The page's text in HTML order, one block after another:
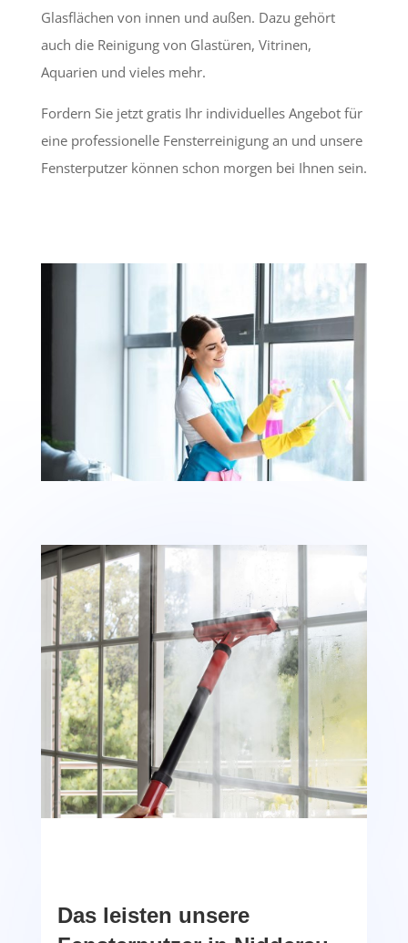
Glasflächen von innen und außen. Dazu gehört
auch die Reinigung von Glastüren, Vitrinen,
Aquarien und vieles mehr.
Fordern Sie jetzt gratis Ihr individuelles Angebot für
eine professionelle Fensterreinigung an und unsere
Fensterputzer können schon morgen bei Ihnen sein.
Das leisten unsere